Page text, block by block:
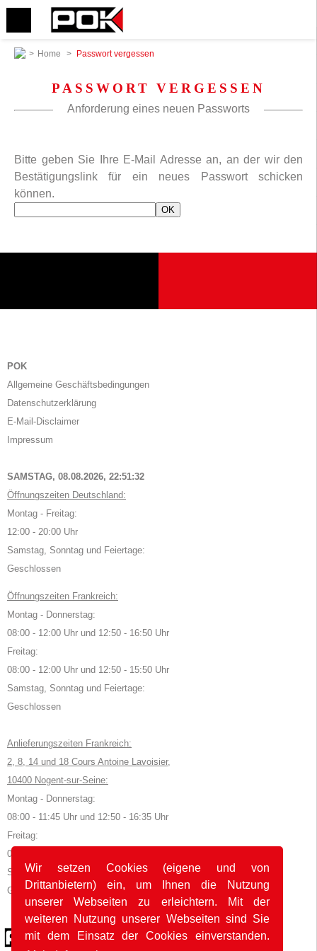
Wir setzen Cookies (eigene und von
Drittanbietern) ein, um Ihnen die Nutzung
unserer Webseiten zu erleichtern. Mit der
weiteren Nutzung unserer Webseiten sind Sie
mit dem Einsatz der Cookies einverstanden.
> Home > Passwort vergessen
PASSWORT VERGESSEN
Anforderung eines neuen Passworts
Bitte geben Sie Ihre E-Mail Adresse an, an der wir den
Bestätigungslink für ein neues Passwort schicken
können.
POK
Allgemeine Geschäftsbedingungen
Datenschutzerklärung
E-Mail-Disclaimer
Impressum
SAMSTAG, 08.08.2026, 22:51:32
Öffnungszeiten Deutschland:
Montag - Freitag:
12:00 - 20:00 Uhr
Samstag, Sonntag und Feiertage:
Geschlossen
Öffnungszeiten Frankreich:
Montag - Donnerstag:
08:00 - 12:00 Uhr und 12:50 - 16:50 Uhr
Freitag:
08:00 - 12:00 Uhr und 12:50 - 15:50 Uhr
Samstag, Sonntag und Feiertage:
Geschlossen
Anlieferungszeiten Frankreich:
2, 8, 14 und 18 Cours Antoine Lavoisier,
10400 Nogent-sur-Seine:
Montag - Donnerstag:
08:00 - 11:45 Uhr und 12:50 - 16:35 Uhr
Freitag:
08:00 - 11:45 Uhr und 12:50 - 15:35 Uhr
Samstag, Sonntag und Feiertage:
Geschlossen
© 2026 by POK